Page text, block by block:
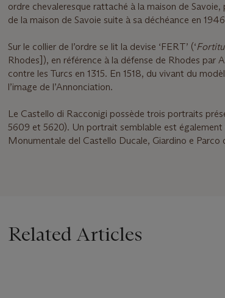
ordre chevaleresque rattaché à la maison de
de la maison de Savoie suite à sa déchéance en
Sur le collier de l’ordre se lit la devise ‘FERT’ (‘
Rhodes]), en référence à la défense de Rhodes par
contre les Turcs en 1315. En 1518, du vivant du
l’image de l’Annonciation.
Le Castello di Racconigi possède trois portraits
5609 et 5620). Un portrait semblable est
Monumentale del Castello Ducale, Giardino e Parco
Related Articles